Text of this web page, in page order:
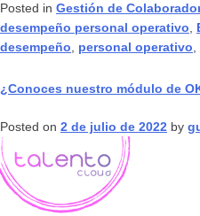
Posted in Gestión de
desempeño personal operativo
desempeño
personal operativo
¿Conoces nuestro módulo de
Posted on 2 de julio de 2022 by